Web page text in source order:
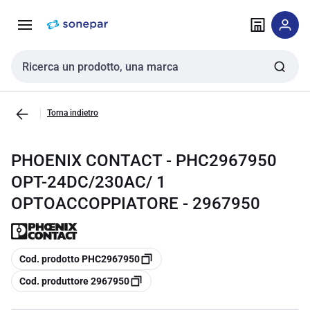
navigazione alla
Cerca input
Torna indietro
PHOENIX CONTACT - PHC2967950
OPT-24DC/230AC/ 1
OPTOACCOPPIATORE - 2967950
copia
Cod. prodotto PHC2967950
copia
Cod. produttore 2967950